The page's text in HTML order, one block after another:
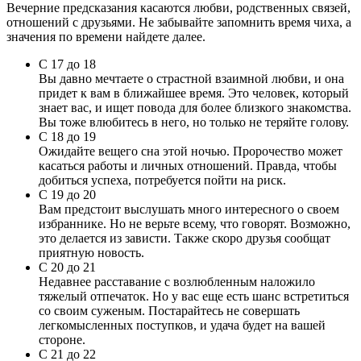
Вечерние предсказания касаются любви, родственных связей,
отношений с друзьями. Не забывайте запомнить время чиха, а
значения по времени найдете далее.
С 17 до 18
Вы давно мечтаете о страстной взаимной любви, и она
придет к вам в ближайшее время. Это человек, который
знает вас, и ищет повода для более близкого знакомства.
Вы тоже влюбитесь в него, но только не теряйте голову.
С 18 до 19
Ожидайте вещего сна этой ночью. Пророчество может
касаться работы и личных отношений. Правда, чтобы
добиться успеха, потребуется пойти на риск.
С 19 до 20
Вам предстоит выслушать много интересного о своем
избраннике. Но не верьте всему, что говорят. Возможно,
это делается из зависти. Также скоро друзья сообщат
приятную новость.
С 20 до 21
Недавнее расставание с возлюбленным наложило
тяжелый отпечаток. Но у вас еще есть шанс встретиться
со своим суженым. Постарайтесь не совершать
легкомысленных поступков, и удача будет на вашей
стороне.
С 21 до 22